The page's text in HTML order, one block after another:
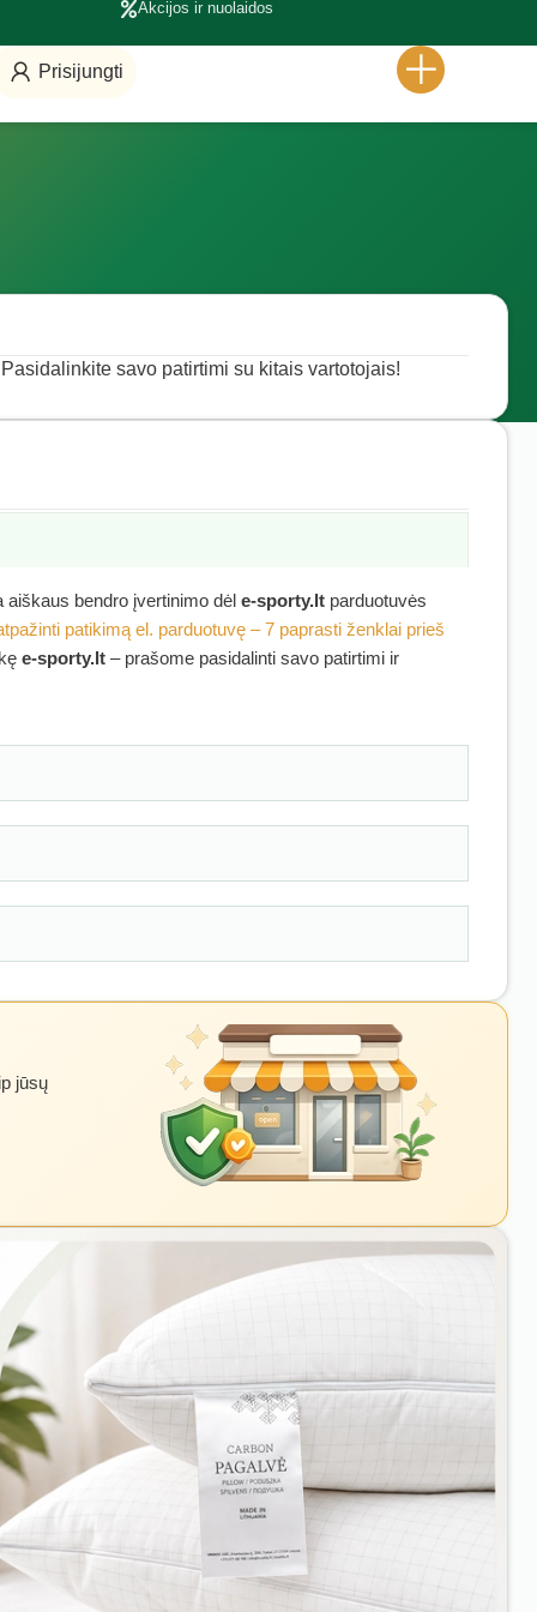
Akcijos ir nuolaidos
Prisijungti
savo patirtimi su kitais vartotojais!
aiškaus bendro įvertinimo dėl e-sporty.lt parduotuvės
patikimą el. parduotuvę – 7 paprasti ženklai prieš
e-sporty.lt – prašome pasidalinti savo patirtimi ir
jūsų